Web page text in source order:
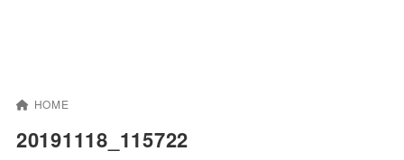
HOME
20191118_115722